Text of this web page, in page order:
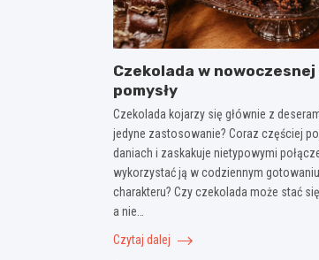
Czekolada w
pomysły
Czekolada kojarzy się głównie z
jedyne zastosowanie? Coraz częściej
daniach i zaskakuje nietypowymi
wykorzystać ją w codziennym
charakteru? Czy czekolada może stać
a nie…
Czytaj dalej